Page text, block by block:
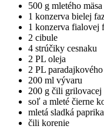
500 g mletého
1 konzerva bielej
1 konzerva fialovej
2 cibule
4 strúčiky cesnaku
2 PL oleja
2 PL
200 ml vývaru
200 g čili grilovacej
soľ a mleté čierne
mletá sladká paprika
čili korenie